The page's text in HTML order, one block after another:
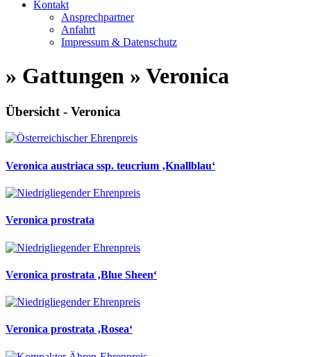
Kontakt
Ansprechpartner
Anfahrt
Impressum & Datenschutz
» Gattungen » Veronica
Übersicht - Veronica
Veronica austriaca ssp. teucrium ‚Knallblau‘
Veronica prostrata
Veronica prostrata ‚Blue Sheen‘
Veronica prostrata ‚Rosea‘